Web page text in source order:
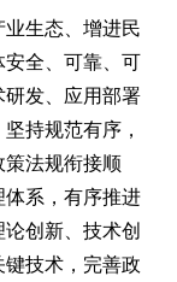
生态、增进民
全、可靠、可
发、应用部署
持规范有序，
法规衔接顺
系，有序推进
创新、技术创
技术，完善政